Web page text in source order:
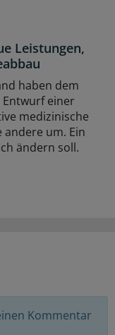
Leistungen,
haben dem
einer
medizinische
um. Ein
ändern soll.
Kommentar